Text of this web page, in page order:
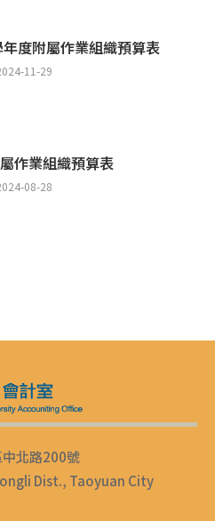
度附屬作業組織預算表
11-29
作業組織預算表
08-28
北路200號
Dist., Taoyuan City